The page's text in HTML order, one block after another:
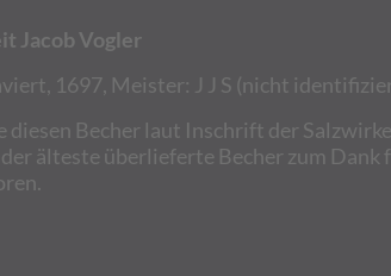
Jacob Vogler
1697, Meister: J J S (nicht
diesen Becher laut Inschrift der
älteste überlieferte Becher zum Dank